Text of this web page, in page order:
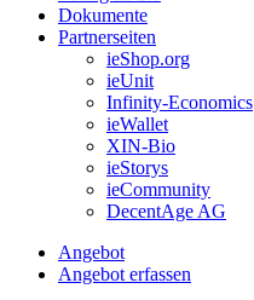
Dokumente
Partnerseiten
ieShop.org
ieUnit
Infinity-Economics
ieWallet
XIN-Bio
ieStorys
ieCommunity
DecentAge AG
Angebot
Angebot erfassen